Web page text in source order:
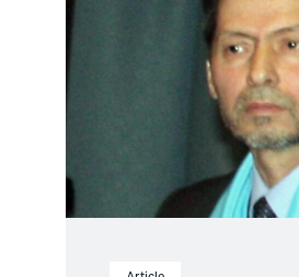
torture,
release
political
prisoners"